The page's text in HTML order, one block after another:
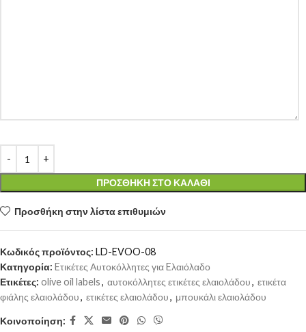
ΠΡΟΣΘΉΚΗ ΣΤΟ ΚΑΛΆΘΙ
Προσθήκη στην λίστα επιθυμιών
Κωδικός προϊόντος: LD-EVOO-08
Κατηγορία: Eτικέτες Αυτοκόλλητες για Eλαιόλαδο
Ετικέτες: olive oil labels, αυτοκόλλητες ετικέτες ελαιολάδου, ετικέτα
φιάλης ελαιολάδου, ετικέτες ελαιολάδου, μπουκάλι ελαιολάδου
Κοινοποίηση: